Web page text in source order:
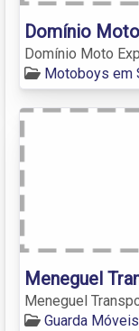
Domínio
Domínio Moto
Motoboys em
Meneguel
Meneguel
Guarda